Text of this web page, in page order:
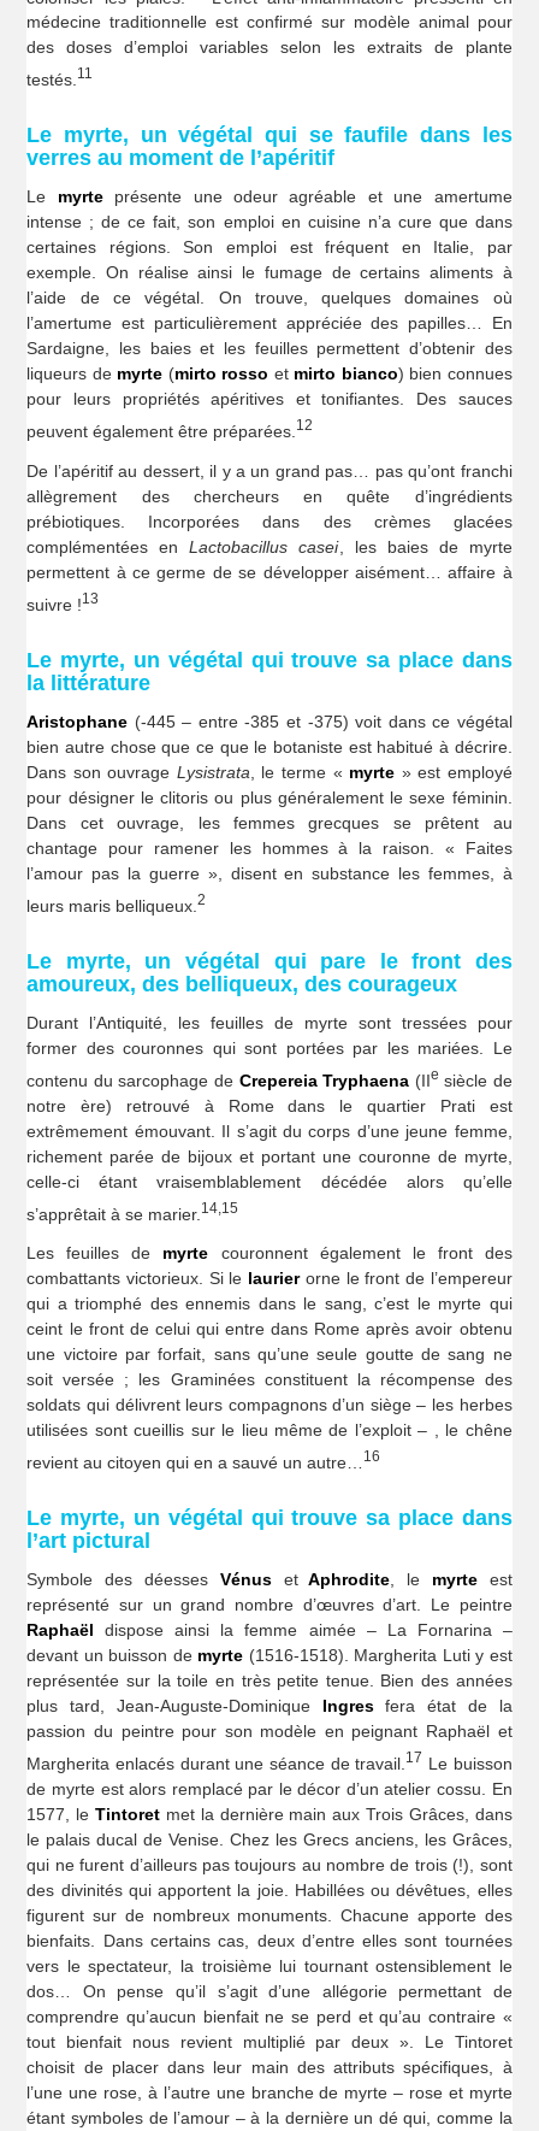
médecine traditionnelle est confirmé sur modèle animal pour
des doses d’emploi variables selon les extraits de plante
testés. 11
Le myrte, un végétal qui se faufile dans les
verres au moment de l’apéritif
Le myrteprésente une odeur agréable et une amertume
intense ; de ce fait, son emploi en cuisine n’a cure que dans
certaines régions. Son emploi est fréquent en Italie, par
exemple. On réalise ainsi le fumage de certains aliments à
l’aide de ce végétal. On trouve, quelques domaines où
l’amertume est particulièrement appréciée des papilles… En
Sardaigne, les baies et les feuilles permettent d’obtenir des
liqueurs de myrte (mirto rosso et mirto bianco) bien connues
pour leurs propriétés apéritives et tonifiantes. Des sauces
peuvent également être préparées. 12
De l’apéritif au dessert, il y a un grand pas… pas qu’ont franchi
allègrement des chercheurs en quête d’ingrédients
prébiotiques. Incorporées dans des crèmes glacées
complémentées enLactobacillus casei, les baies de myrte
permettent à ce germe de se développer aisément… affaire à
suivre !13
Le myrte, un végétal qui trouve sa place dans
la littérature
Aristophane (-445 – entre -385 et -375) voit dans ce végétal
bien autre chose que ce que le botaniste est habitué à décrire.
Dans son ouvrage Lysistrata , le terme « myrte » est employé
pour désigner le clitoris ou plus généralement le sexe féminin.
Dans cet ouvrage, les femmes grecques se prêtent au
chantage pour ramener les hommes à la raison. « Faites
l’amour pas la guerre », disent en substance les femmes, à
leurs maris belliqueux.2
Le myrte, un végétal qui pare le front des
amoureux, des belliqueux, des courageux
Durant l’Antiquité, les feuilles de myrte sont tressées pour
former des couronnes qui sont portées par les mariées. Le
contenu du sarcophage de Crepereia Tryphaena (IIe siècle de
notre ère) retrouvé à Rome dans le quartier Prati est
extrêmement émouvant. Il s’agit du corps d’une jeune femme,
richement parée de bijoux et portant une couronne de myrte,
celle-ci étant vraisemblablement décédée alors qu’elle
s’apprêtait à se marier. 14,15
Les feuilles de myrte couronnent également le front des
combattants victorieux. Si le laurierorne le front de l’empereur
qui a triomphé des ennemis dans le sang, c’est le myrte qui
ceint le front de celui qui entre dans Rome après avoir obtenu
une victoire par forfait, sans qu’une seule goutte de sang ne
soit versée ; les Graminées constituent la récompense des
soldats qui délivrent leurs compagnons d’un siège – les herbes
utilisées sont cueillis sur le lieu même de l’exploit – , le chêne
revient au citoyen qui en a sauvé un autre…
16
Le myrte, un végétal qui trouve sa place dans
l’art pictural
Symbole des déesses VénusetAphrodite, le myrteest
représenté sur un grand nombre d’œuvres d’art. Le peintre
Raphaël dispose ainsi la femme aimée – La Fornarina –
devant un buisson de myrte (1516-1518). Margherita Luti y est
représentée sur la toile en très petite tenue. Bien des années
plus tard, Jean-Auguste-Dominique Ingresfera état de la
passion du peintre pour son modèle en peignant Raphaël et
Margherita enlacés durant une séance de travail. 17 Le buisson
de myrte est alors remplacé par le décor d’un atelier cossu. En
1577, leTintoret met la dernière main aux Trois Grâces, dans
le palais ducal de Venise. Chez les Grecs anciens, les Grâces,
qui ne furent d’ailleurs pas toujours au nombre de trois (!), sont
des divinités qui apportent la joie. Habillées ou dévêtues, elles
figurent sur de nombreux monuments. Chacune apporte des
bienfaits. Dans certains cas, deux d’entre elles sont tournées
vers le spectateur, la troisième lui tournant ostensiblement le
dos… On pense qu’il s’agit d’une allégorie permettant de
comprendre qu’aucun bienfait ne se perd et qu’au contraire «
tout bienfait nous revient multiplié par deux ». Le Tintoret
choisit de placer dans leur main des attributs spécifiques, à
l’une une rose, à l’autre une branche de myrte – rose et myrte
étant symboles de l’amour – à la dernière un dé qui, comme la